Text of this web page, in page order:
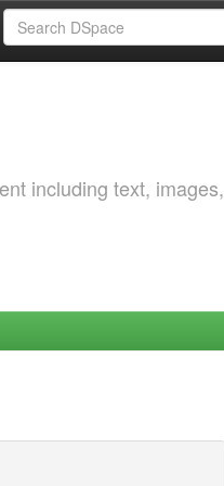
including text, images,